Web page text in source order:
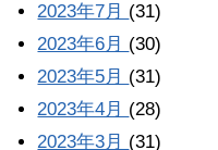
2023年7月 (31)
2023年6月 (30)
2023年5月 (31)
2023年4月 (28)
2023年3月 (31)